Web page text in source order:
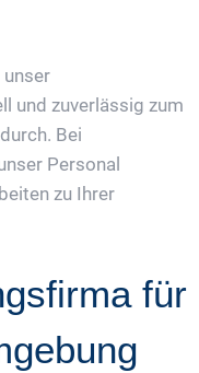
und zuverlässig zum
Bei
Personal
zu Ihrer
für